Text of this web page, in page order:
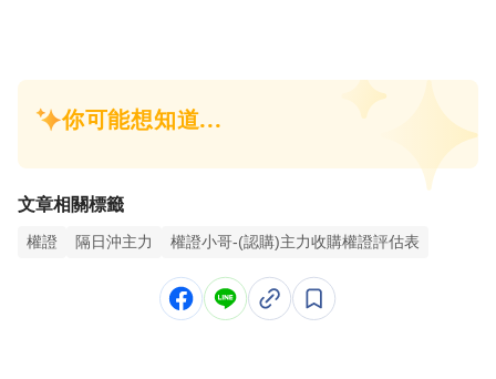
文章相關標籤
權證 隔日沖主力 權證小哥-(認購)主力收購權證評估表